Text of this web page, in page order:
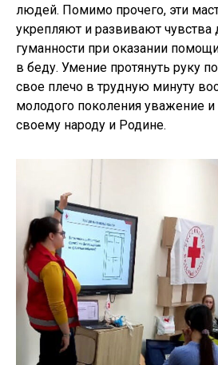
людей. Помимо прочего, эти
укрепляют и развивают чувства
гуманности при оказании
в беду. Умение протянуть руку
свое плечо в трудную минуту
молодого поколения уважение и
своему народу и Родине.